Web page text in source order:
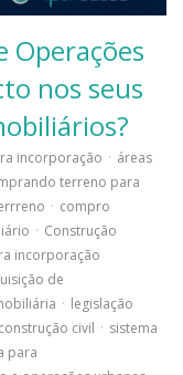
Operações
nos seus
incorporação · áreas
terreno para
· compro
· Construção
incorporação
de
· legislação
civil · sistema
para